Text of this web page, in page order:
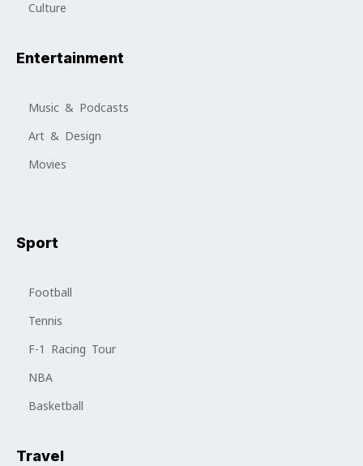
Culture
Entertainment
Music & Podcasts
Art & Design
Movies
Sport
Football
Tennis
F-1 Racing Tour
NBA
Basketball
Travel